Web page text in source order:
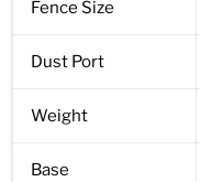
Fence Size
Dust Port
Weight
Base